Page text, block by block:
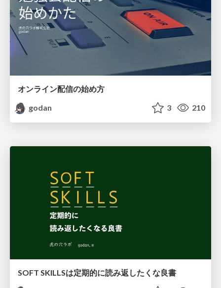
オンライン配信の始め方
godan
3 210
SOFT SKILLSは定期的に読み返したくな良書